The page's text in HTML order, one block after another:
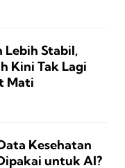
Lebih Stabil,
Kini Tak Lagi
Mati
Kesehatan
untuk AI?